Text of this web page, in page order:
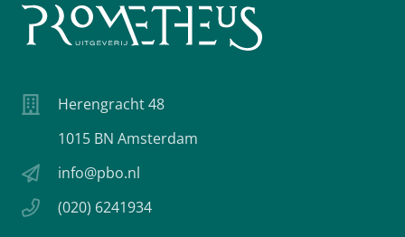
Herengracht 48
1015 BN Amsterdam
info@pbo.nl
(020) 6241934